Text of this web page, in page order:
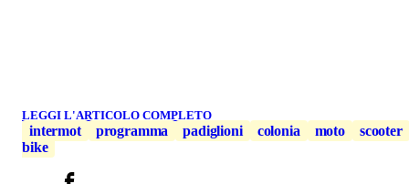
LEGGI L'ARTICOLO COMPLETO
intermot programma padiglioni colonia moto
scooter
bike